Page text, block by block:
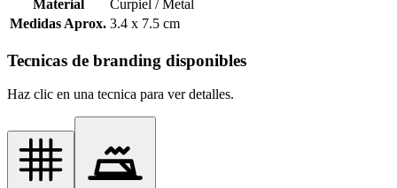
Material
Curpiel / Metal
Medidas Aprox. 3.4 x 7.5 cm
Tecnicas de branding disponibles
Haz clic en una tecnica para ver detalles.